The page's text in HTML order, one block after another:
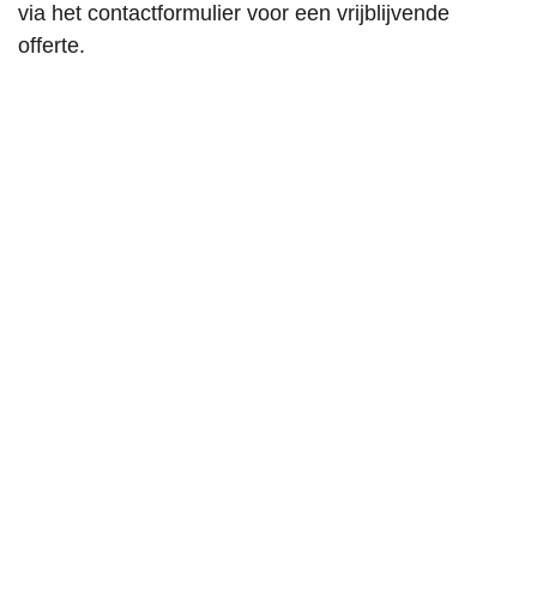
via het contactformulier voor een vrijblijvende
offerte.